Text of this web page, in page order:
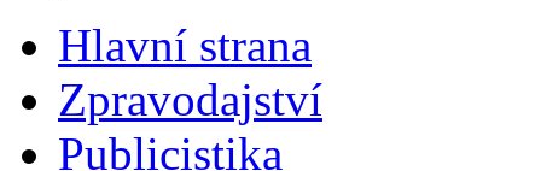
Hlavní strana
Zpravodajství
Publicistika